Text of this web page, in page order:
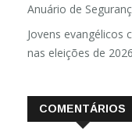
Anuário de
Jovens evangélicos
nas eleições de 2026
COMENTÁRIOS